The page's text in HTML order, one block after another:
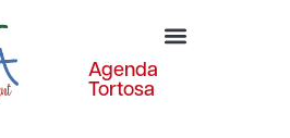
Agenda
Tortosa